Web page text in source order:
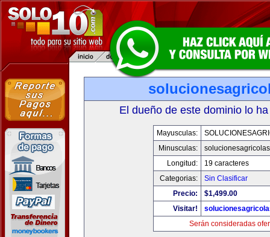
El dueño de este dominio lo
Mayusculas:
Minusculas:
Longitud:
19 caracteres
Categorias:
Sin Clasificar
Precio:
$1,499.00
Visitar!
Serán consideradas